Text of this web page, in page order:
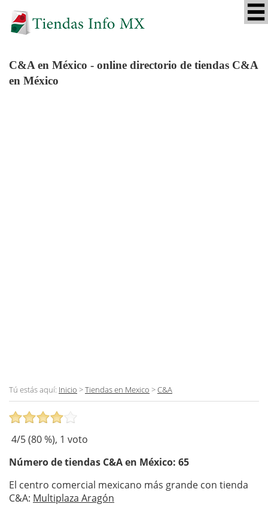
C&A en México - online directorio de tiendas C&A
en México
Tú estás aquí: Inicio >Tiendas en Mexico >C&A
4/5 (80%), 1 voto
Número de tiendas C&Aen México: 65
El centro comercial mexicano más grande con tienda
C&A: Multiplaza Aragón